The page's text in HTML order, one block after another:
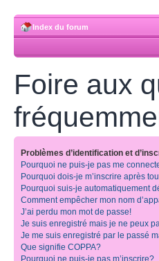
Index du forum
Foire aux
Problèmes d’identification et
Pourquoi ne puis-je pas me
Pourquoi dois-je m’inscrire après
Pourquoi suis-je automatiquement
Comment empêcher mon nom
J’ai perdu mon mot de passe!
Je suis enregistré mais je ne peux
Je me suis enregistré par le passé
Que signifie COPPA?
Pourquoi ne puis-je pas m’inscrire?